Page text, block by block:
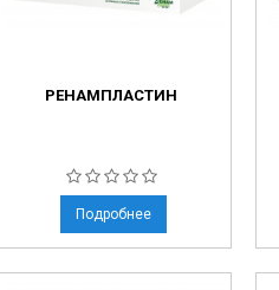
и инфузионные
оборудование и маммографы
кровати
РЕНАМПЛАСТИН
Подробнее